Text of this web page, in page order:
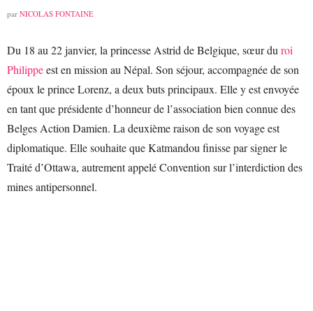
par NICOLAS FONTAINE
Du 18 au 22 janvier, la princesse Astrid de Belgique, sœur du roi
Philippeest en mission au Népal. Son séjour, accompagnée de son
époux le prince Lorenz, a deux buts principaux. Elle y est envoyée
en tant que présidente d’honneur de l’association bien connue des
Belges Action Damien. La deuxième raison de son voyage est
diplomatique. Elle souhaite que Katmandou finisse par signer le
Traité d’Ottawa, autrement appelé Convention sur l’interdiction des
mines antipersonnel.